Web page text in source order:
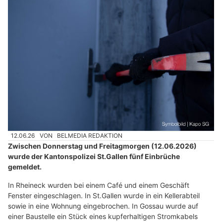
12.06.26 VON BELMEDIA REDAKTION
Zwischen Donnerstag und Freitagmorgen (12.06.2026)
wurde der Kantonspolizei St.Gallen fünf Einbrüche
gemeldet.
In Rheineck wurden bei einem Café und einem Geschäft
Fenster eingeschlagen. In St.Gallen wurde in ein Kellerabteil
sowie in eine Wohnung eingebrochen. In Gossau wurde auf
einer Baustelle ein Stück eines kupferhaltigen Stromkabels